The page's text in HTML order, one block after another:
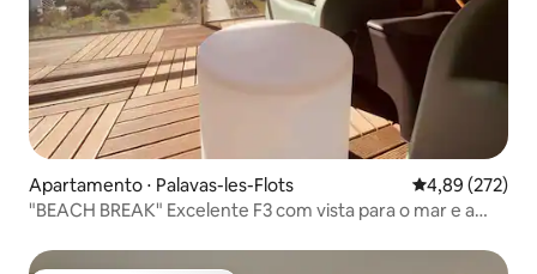
Apartamento ⋅ Palavas-les-Flots 4,89 de uma
4,89 (272)
"BEACH BREAK" Excelente F3 com vista para o mar e a